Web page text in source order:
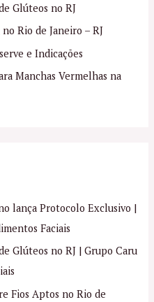
Glúteos no RJ
Rio de Janeiro – RJ
e Indicações
Manchas Vermelhas na
lança Protocolo Exclusivo |
Faciais
Glúteos no RJ | Grupo Caru
Fios Aptos no Rio de